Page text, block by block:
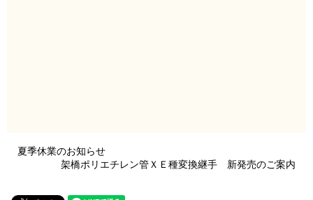
夏季休業のお知らせ
架橋ポリエチレン管ＸＥ種変換継手 新発売のご案内